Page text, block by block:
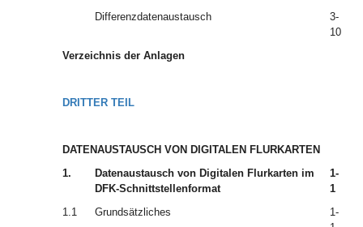
Differenzdatenaustausch
3-
10
Verzeichnis der Anlagen
DRITTER TEIL
DATENAUSTAUSCH VON DIGITALEN FLURKARTEN
1.
Datenaustausch von Digitalen Flurkarten im
DFK-Schnittstellenformat
1-
1
1.1
Grundsätzliches
1-